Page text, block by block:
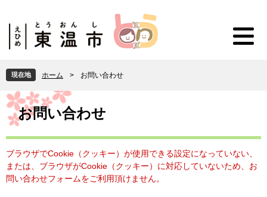
頭
で
す
。
飛
ば
し
て
本
現在地 ホーム > お問い合わせ
本
文 お問い合わせ
ブラウザでCookie（クッキー）が使用できる設定になっていない、
または、ブラウザがCookie（クッキー）に対応していないため、お
問い合わせフォームをご利用頂けません。